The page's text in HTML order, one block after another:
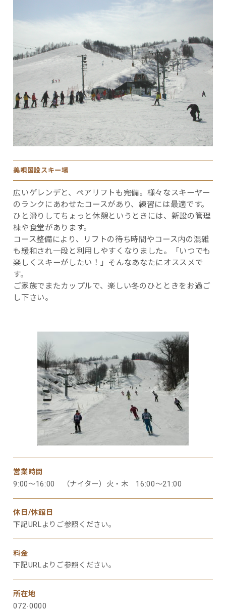
美唄国設スキー場
広いゲレンデと、ペアリフトも完備。様々なスキーヤー
のランクにあわせたコースがあり、練習には最適です。
ひと滑りしてちょっと休憩というときには、新設の管理
棟や食堂があります。
コース整備により、リフトの待ち時間やコース内の混雑
も緩和され一段と利用しやすくなりました。「いつでも
楽しくスキーがしたい！」そんなあなたにオススメで
す。
ご家族でまたカップルで、楽しい冬のひとときをお過ご
し下さい。
営業時間
9:00～16:00 （ナイター）火・木 16:00～21:00
休日/休館日
下記URLよりご参照ください。
料金
下記URLよりご参照ください。
所在地
072-0000